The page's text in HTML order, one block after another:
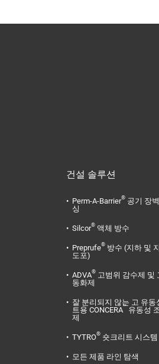
건설 솔루션
Perm-A-Barrier® 공기 장
싱
Silcor® 액체 방수
Preprufe® 방수 (지하 및
도포)
ADVA® 고범위 감수제 및
동화제
잘 분리되지 않는 고 유동
트용 CONCERA™ 유동성
제
TYTRO® 숏크리트 시스템
모든 제품 라인 탐색